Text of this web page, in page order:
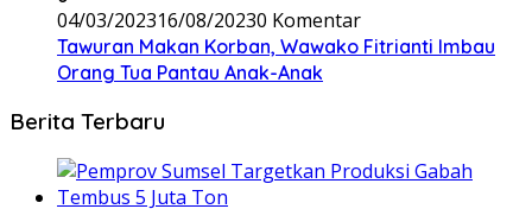
04/03/202316/08/20230 Komentar
Tawuran Makan Korban, Wawako Fitrianti Imbau
Orang Tua Pantau Anak-Anak
Berita Terbaru